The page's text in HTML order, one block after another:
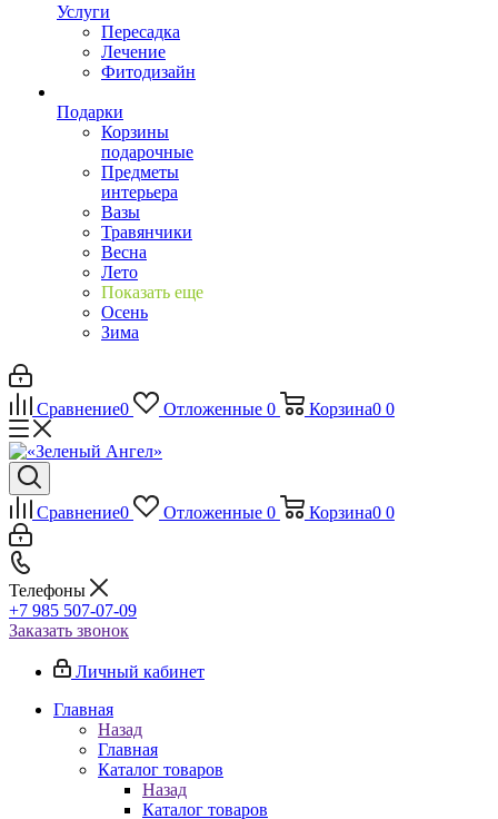
Услуги
Пересадка
Лечение
Фитодизайн
Подарки
Корзины
подарочные
Предметы
интерьера
Вазы
Травянчики
Весна
Лето
Показать еще
Осень
Зима
Сравнение0 Отложенные 0 Корзина0 0
Сравнение0 Отложенные 0 Корзина0 0
Телефоны
+7 985 507-07-09
Заказать звонок
Личный кабинет
Главная
Назад
Главная
Каталог товаров
Назад
Каталог товаров